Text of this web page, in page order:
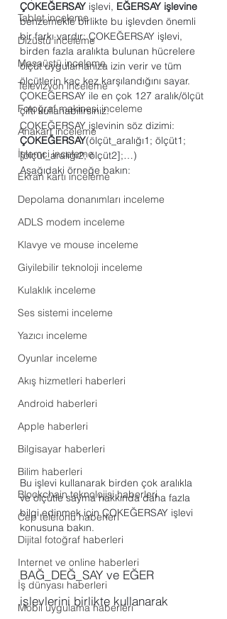
Tablet inceleme
Dizüstü inceleme
Masaüstü inceleme
Televizyon inceleme
Fotoğraf makinesi inceleme
Anakart inceleme
İşlemci inceleme
Ekran kartı inceleme
Depolama donanımları inceleme
ADLS modem inceleme
Klavye ve mouse inceleme
Giyilebilir teknoloji inceleme
Kulaklık inceleme
Ses sistemi inceleme
Yazıcı inceleme
Oyunlar inceleme
Akış hizmetleri haberleri
Android haberleri
Apple haberleri
Bilgisayar haberleri
Bilim haberleri
Blockchain teknolojisi haberleri
Cep telefonu haberleri
Dijital fotoğraf haberleri
Internet ve online haberleri
İş dünyası haberleri
Mobil uygulama haberleri
ÇOKEĞERSAY işlevi, EĞERSAY işlevine
benzemekle birlikte bu işlevden önemli
bir farkı vardır: ÇOKEĞERSAY işlevi,
birden fazla aralıkta bulunan hücrelere
ölçüt uygulamanıza izin verir ve tüm
ölçütlerin kaç kez karşılandığını sayar.
ÇOKEĞERSAY ile en çok 127 aralık/ölçüt
çifti kullanabilirsiniz.
ÇOKEĞERSAY işlevinin söz dizimi:
ÇOKEĞERSAY(ölçüt_aralığı1; ölçüt1;
[ölçüt_aralığı2; ölçüt2];…)
Aşağıdaki örneğe bakın:
Bu işlevi kullanarak birden çok aralıkla
ve ölçütle sayma hakkında daha fazla
bilgi edinmek için ÇOKEĞERSAY işlevi
konusuna bakın.
BAĞ_DEĞ_SAY ve EĞER
işlevlerini birlikte kullanarak